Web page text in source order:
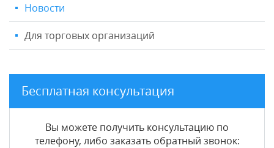
Новости
Для торговых организаций
Бесплатная консультация
Вы можете получить консультацию по
телефону, либо заказать обратный звонок: